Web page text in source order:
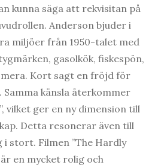
kunna säga att rekvisitan på
Anderson bjuder i
miljöer från 1950-talet med
gasolkök, fiskespön,
Kort sagt en fröjd för
känsla återkommer
vilket ger en ny dimension till
Detta resonerar även till
i stort. Filmen ”The Hardly
en mycket rolig och